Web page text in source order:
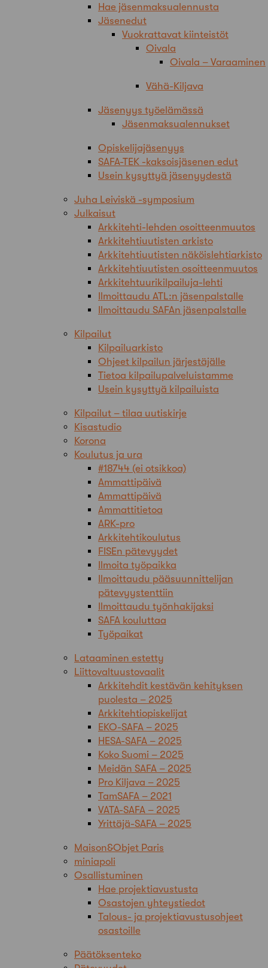
Hae jäsenmaksualennusta
Jäsenedut
Vuokrattavat kiinteistöt
Oivala
Oivala – Varaaminen
Vähä-Kiljava
Jäsenyys työelämässä
Jäsenmaksualennukset
Opiskelijajäsenyys
SAFA-TEK -kaksoisjäsenen edut
Usein kysyttyä jäsenyydestä
Juha Leiviskä -symposium
Julkaisut
Arkkitehti-lehden osoitteenmuutos
Arkkitehtiuutisten arkisto
Arkkitehtiuutisten näköislehtiarkisto
Arkkitehtiuutisten osoitteenmuutos
Arkkitehtuurikilpailuja-lehti
Ilmoittaudu ATL:n jäsenpalstalle
Ilmoittaudu SAFAn jäsenpalstalle
Kilpailut
Kilpailuarkisto
Ohjeet kilpailun järjestäjälle
Tietoa kilpailupalveluistamme
Usein kysyttyä kilpailuista
Kilpailut – tilaa uutiskirje
Kisastudio
Korona
Koulutus ja ura
#18744 (ei otsikkoa)
Ammattipäivä
Ammattipäivä
Ammattitietoa
ARK-pro
Arkkitehtikoulutus
FISEn pätevyydet
Ilmoita työpaikka
Ilmoittaudu pääsuunnittelijan
pätevyystenttiin
Ilmoittaudu työnhakijaksi
SAFA kouluttaa
Työpaikat
Lataaminen estetty
Liittovaltuustovaalit
Arkkitehdit kestävän kehityksen
puolesta – 2025
Arkkitehtiopiskelijat
EKO-SAFA – 2025
HESA-SAFA – 2025
Koko Suomi – 2025
Meidän SAFA – 2025
Pro Kiljava – 2025
TamSAFA – 2021
VATA-SAFA – 2025
Yrittäjä-SAFA – 2025
Maison&Objet Paris
miniapoli
Osallistuminen
Hae projektiavustusta
Osastojen yhteystiedot
Talous- ja projektiavustusohjeet
osastoille
Päätöksenteko